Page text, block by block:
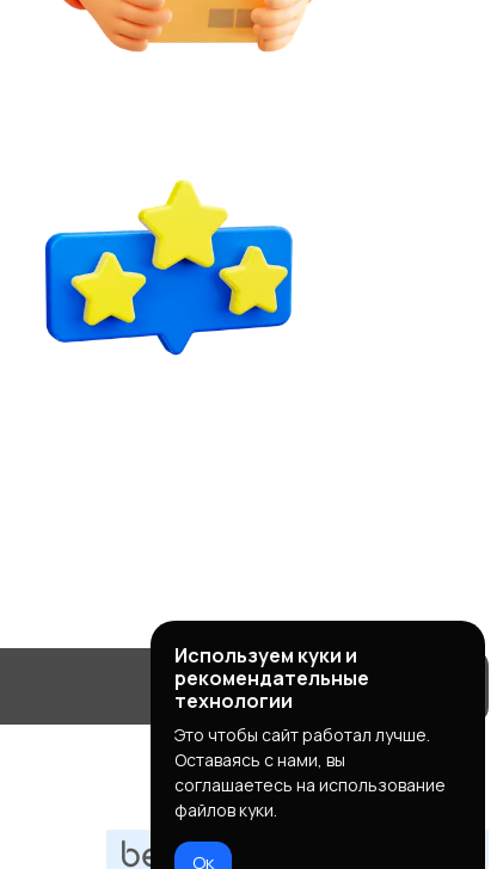
Используем куки и
рекомендательные
технологии
Это чтобы сайт работал лучше.
Оставаясь с нами, вы
соглашаетесь на использование
файлов куки.
Ок